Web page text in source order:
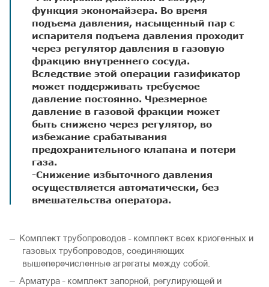
функция экономайзера. Во время
подъема давления, насыщенный пар с
испарителя подъема давления проходит
через регулятор давления в газовую
фракцию внутреннего сосуда.
Вследствие этой операции газификатор
может поддерживать требуемое
давление постоянно. Чрезмерное
давление в газовой фракции может
быть снижено через регулятор, во
избежание срабатывания
предохранительного клапана и потери
газа.
-Снижение избыточного давления
осуществляется автоматически, без
вмешательства оператора.
Комплект трубопроводов – комплект всех криогенных и
газовых трубопроводов, соединяющих
вышеперечисленные агрегаты между собой.
Арматура – комплект запорной, регулирующей и